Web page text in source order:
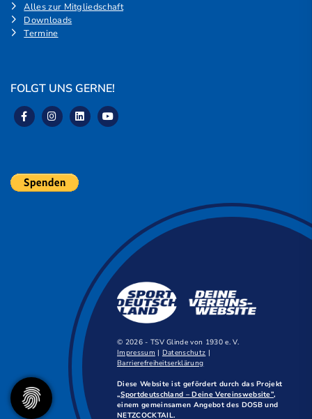
Alles zur Mitgliedschaft
Downloads
Termine
FOLGT UNS GERNE!
© 2026 - TSV Glinde von 1930 e. V.
Impressum | Datenschutz |
Barrierefreiheitserklärung
Diese Website ist gefördert durch das Projekt
„Sportdeutschland – Deine Vereinswebsite”,
einem gemeinsamen Angebot des DOSB und
NETZCOCKTAIL.